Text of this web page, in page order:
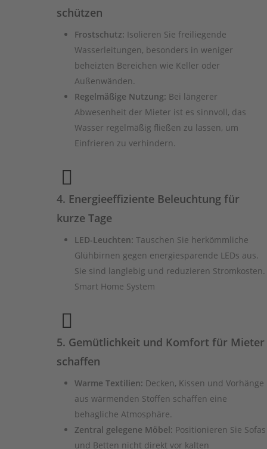
schützen
Frostschutz: Isolieren Sie freiliegende
Wasserleitungen, besonders in weniger
beheizten Bereichen wie Keller oder
Außenwänden.
Regelmäßige Nutzung: Bei längerer
Abwesenheit der Mieter ist es sinnvoll, das
Wasser regelmäßig fließen zu lassen, um
Einfrieren zu verhindern.
4. Energieeffiziente Beleuchtung für
kurze Tage
LED-Leuchten: Tauschen Sie herkömmliche
Glühbirnen gegen energiesparende LEDs aus.
Sie sind langlebig und reduzieren Stromkosten.
Smart Home System
5. Gemütlichkeit und Komfort für Mieter
schaffen
Warme Textilien: Decken, Kissen und Vorhänge
aus wärmenden Stoffen schaffen eine
behagliche Atmosphäre.
Zentral gelegene Möbel: Positionieren Sie Sofas
und Betten nicht direkt vor kalten